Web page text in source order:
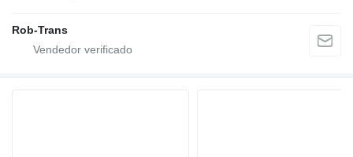
Rob-Trans